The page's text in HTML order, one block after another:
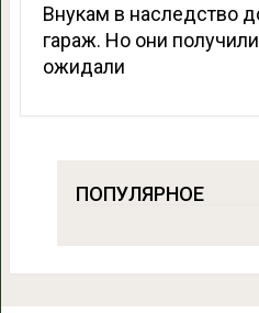
Внукам в наследство
гараж. Но они
ожидали
ПОПУЛЯРНОЕ